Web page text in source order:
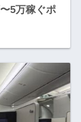
5万稼ぐポ